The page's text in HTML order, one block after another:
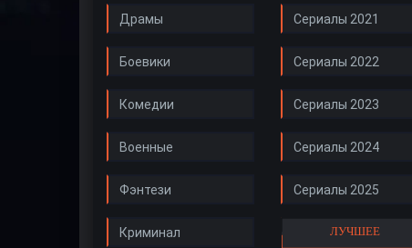
Драмы
Боевики
Комедии
Военные
Фэнтези
Криминал
Сериалы 2021
Сериалы 2022
Сериалы 2023
Сериалы 2024
Сериалы 2025
ЛУЧШЕЕ